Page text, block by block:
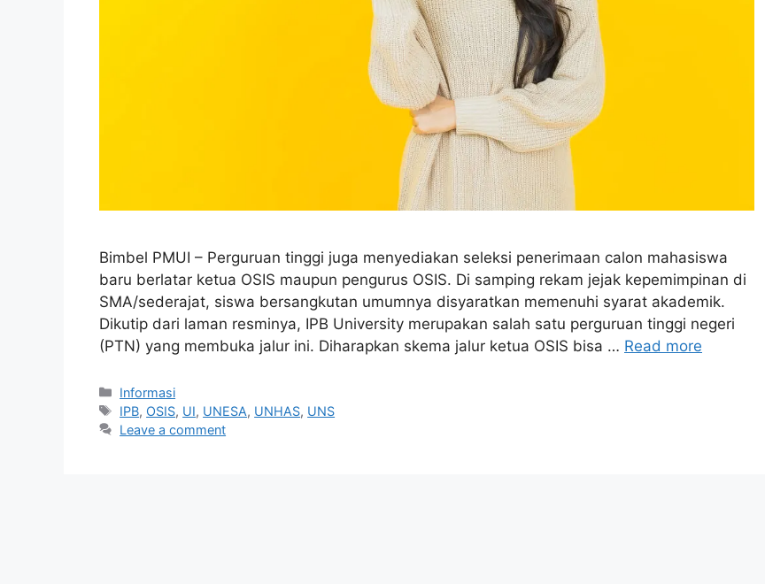
Bimbel PMUI – Perguruan tinggi juga menyediakan seleksi penerimaan calon mahasiswa
baru berlatar ketua OSIS maupun pengurus OSIS. Di samping rekam jejak kepemimpinan di
SMA/sederajat, siswa bersangkutan umumnya disyaratkan memenuhi syarat akademik.
Dikutip dari laman resminya, IPB University merupakan salah satu perguruan tinggi negeri
(PTN) yang membuka jalur ini. Diharapkan skema jalur ketua OSIS bisa … Read more
Informasi
IPB, OSIS, UI, UNESA, UNHAS, UNS
Leave a comment